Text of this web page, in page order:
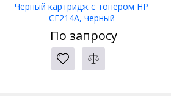
Черный картридж с тонером HP
CF214A, черный
По запросу